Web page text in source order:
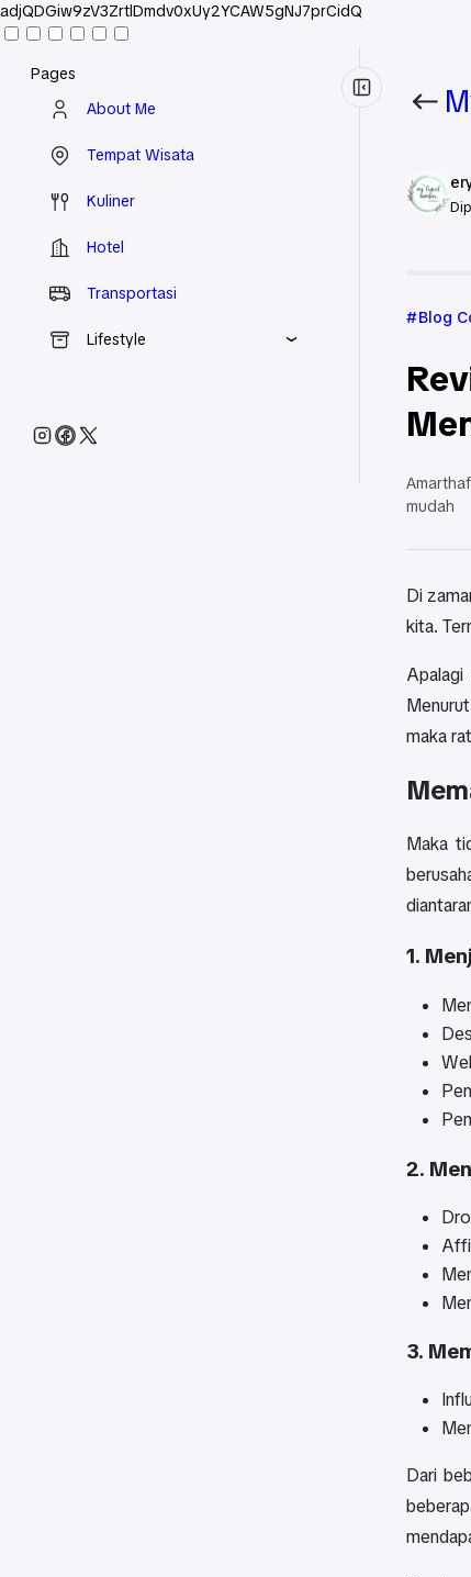
adjQDGiw9zV3ZrtlDmdv0xUy2YCAW5gNJ7prCidQ
Pages
About Me
Tempat Wisata
Kuliner
Hotel
Transportasi
Lifestyle
Blog
mudah
Di
kita.
maka
Maka
1.
2.
3.
Dari